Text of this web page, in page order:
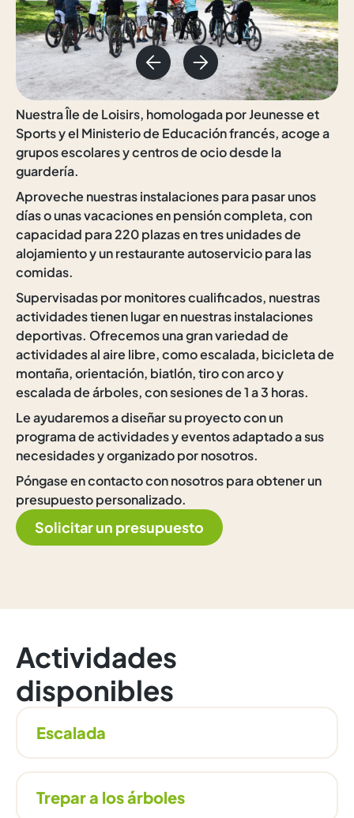
Nuestra Île de Loisirs, homologada por Jeunesse et
Sports y el Ministerio de Educación francés, acoge a
grupos escolares y centros de ocio desde la
guardería.
Aproveche nuestras instalaciones para pasar unos
días o unas vacaciones en pensión completa, con
capacidad para 220 plazas en tres unidades de
alojamiento y un restaurante autoservicio para las
comidas.
Supervisadas por monitores cualificados, nuestras
actividades tienen lugar en nuestras instalaciones
deportivas. Ofrecemos una gran variedad de
actividades al aire libre, como escalada, bicicleta de
montaña, orientación, biatlón, tiro con arco y
escalada de árboles, con sesiones de 1 a 3 horas.
Le ayudaremos a diseñar su proyecto con un
programa de actividades y eventos adaptado a sus
necesidades y organizado por nosotros.
Póngase en contacto con nosotros para obtener un
presupuesto personalizado.
Solicitar un presupuesto
Actividades
disponibles
Escalada
Trepar a los árboles